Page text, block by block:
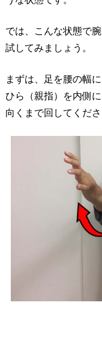
では、こんな状態で
試してみましょう。
まずは、足を腰の幅
ひら（親指）を内側
向くまで回してくださ